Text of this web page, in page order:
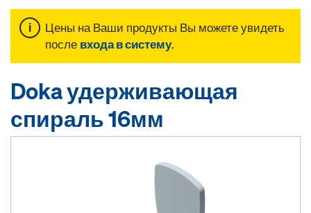
Цены на Ваши продукты Вы можете увидеть
после входа в систему.
Doka удерживающая
спираль 16мм